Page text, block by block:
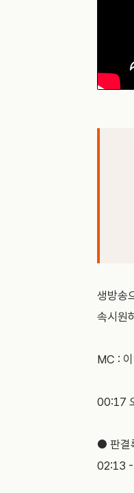
생방송
속시원
MC :
00:17
● 판결
02:13 -